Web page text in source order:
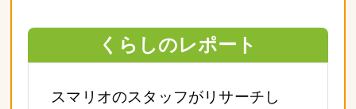
くらしのレポート
スマリオのスタッフがリサーチし